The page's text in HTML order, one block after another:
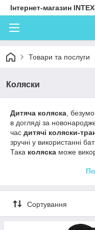
Інтернет-магазин
Товари та послуги
Коляски
Дитяча коляска ,
в догляді за
час дитячі коляски-
зручні у використанні
Така коляска може
перетворюючись із
корисних доповнень –
перекидні ручки (таким
від вітру при русі або
Сортування